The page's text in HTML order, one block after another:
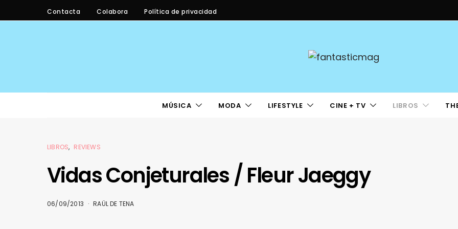
Contacta Colabora Política de privacidad
MÚSICA MODA LIFESTYLE CINE + TV LIBROS
LIBROS REVIEWS
Vidas Conjeturales / Fleur Jaeggy
06/09/2013 RAÜL DE TENA